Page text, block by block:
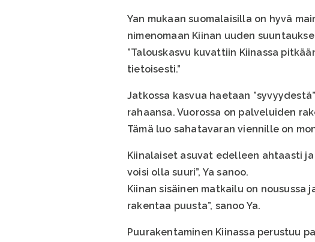
Yan mukaan suomalaisilla on hyvä
nimenomaan Kiinan uuden
”Talouskasvu kuvattiin Kiinassa
tietoisesti.”
Jatkossa kasvua haetaan
rahaansa. Vuorossa on palveluiden
Tämä luo sahatavaran viennille on
Kiinalaiset asuvat edelleen ahtaasti ja
voisi olla suuri”, Ya sanoo.
Kiinan sisäinen matkailu on
rakentaa puusta”, sanoo Ya.
Puurakentaminen Kiinassa perustuu